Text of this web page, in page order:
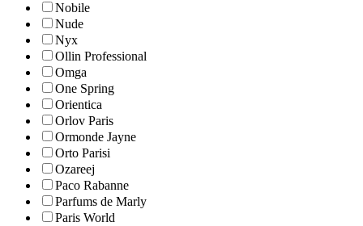
Nobile
Nude
Nyx
Ollin Professional
Omga
One Spring
Orientica
Orlov Paris
Ormonde Jayne
Orto Parisi
Ozareej
Paco Rabanne
Parfums de Marly
Paris World